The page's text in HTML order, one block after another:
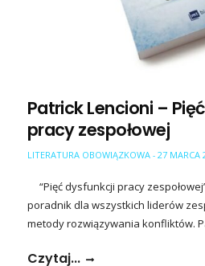
Patrick Lencioni –
pracy zespołowej
LITERATURA OBOWIĄZKOWA - 27 MARCA
“Pięć dysfunkcji pracy
poradnik dla wszystkich liderów
metody rozwiązywania konfliktów.
Czytaj...